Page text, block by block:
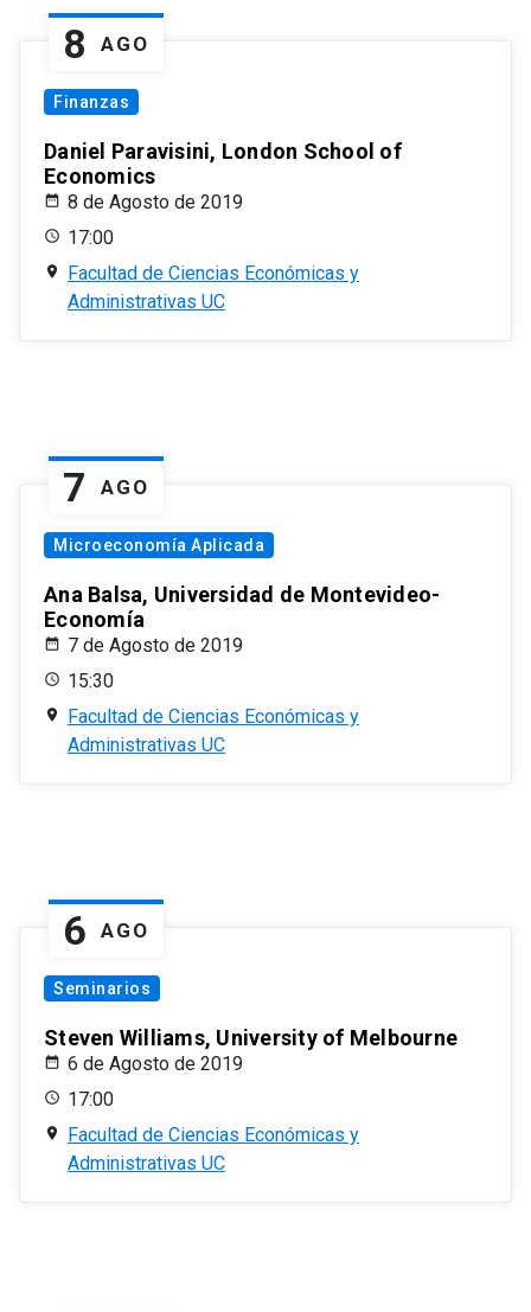
8 AGO
Finanzas
Daniel Paravisini, London School of
Economics
8 de Agosto de 2019
17:00
Facultad de Ciencias Económicas y
Administrativas UC
7 AGO
Microeconomía Aplicada
Ana Balsa, Universidad de Montevideo-
Economía
7 de Agosto de 2019
15:30
Facultad de Ciencias Económicas y
Administrativas UC
6 AGO
Seminarios
Steven Williams, University of Melbourne
6 de Agosto de 2019
17:00
Facultad de Ciencias Económicas y
Administrativas UC